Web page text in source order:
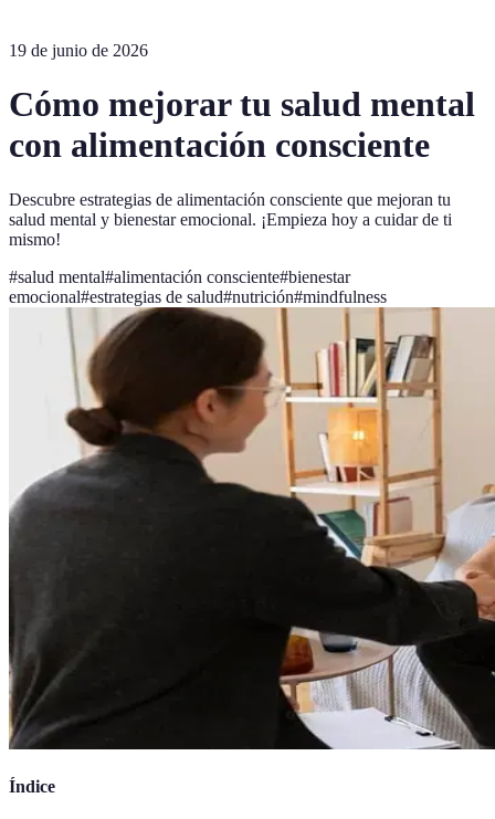
19 de junio de 2026
Cómo mejorar tu salud mental
con alimentación consciente
Descubre estrategias de alimentación consciente que mejoran tu
salud mental y bienestar emocional. ¡Empieza hoy a cuidar de ti
mismo!
#salud mental#alimentación consciente#bienestar
emocional#estrategias de salud#nutrición#mindfulness
Índice